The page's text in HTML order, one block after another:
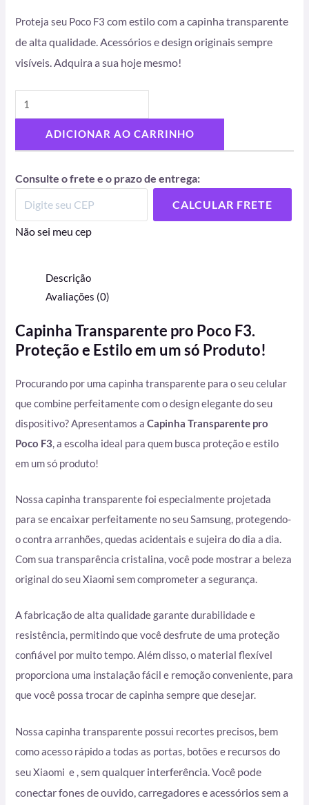
Proteja seu Poco F3com estilo com a capinha transparente
de alta qualidade. Acessórios e design originais sempre
visíveis. Adquira a sua hoje mesmo!
ADICIONAR AO CARRINHO
Consulte o frete e o prazo de entrega:
CALCULAR FRETE
Não sei meu cep
Descrição
Avaliações (0)
Capinha Transparente pro Poco F3.
Proteção e Estilo em um só Produto!
Procurando por uma capinha transparente para o seu celular
que combine perfeitamente com o design elegante do seu
dispositivo? Apresentamos aCapinha Transparente pro
Poco F3, a escolha ideal para quem busca proteção e estilo
em um só produto!
Nossa capinha transparente foi especialmente projetada
para se encaixar perfeitamente no seu Samsung, protegendo-
o contra arranhões, quedas acidentais e sujeira do dia a dia.
Com sua transparência cristalina, você pode mostrar a beleza
original do seu Xiaomi sem comprometer a segurança.
A fabricação de alta qualidade garante durabilidade e
resistência, permitindo que você desfrute de uma proteção
confiável por muito tempo. Além disso, o material flexível
proporciona uma instalação fácil e remoção conveniente, para
que você possa trocar de capinha sempre que desejar.
Nossa capinha transparente possui recortes precisos, bem
como acesso rápido a todas as portas, botões e recursos do
seu Xiaomi e ,sem qualquer interferência. Você pode
conectar fones de ouvido, carregadores e acessórios sem a